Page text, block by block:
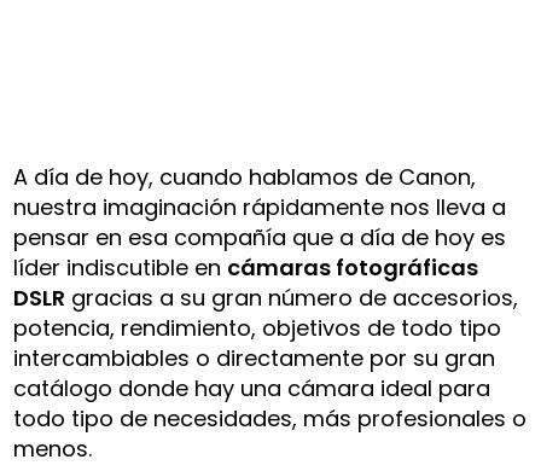
A día de hoy, cuando hablamos de Canon,
nuestra imaginación rápidamente nos lleva a
pensar en esa compañía que a día de hoy es
líder indiscutible en cámaras fotográficas
DSLR gracias a su gran número de accesorios,
potencia, rendimiento, objetivos de todo tipo
intercambiables o directamente por su gran
catálogo donde hay una cámara ideal para
todo tipo de necesidades, más profesionales o
menos.